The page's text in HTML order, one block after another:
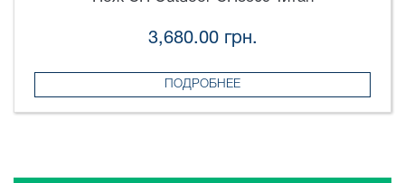
3,680.00 грн.
ПОДРОБНЕЕ